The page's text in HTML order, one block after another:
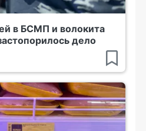
в БСМП и волокита
дело